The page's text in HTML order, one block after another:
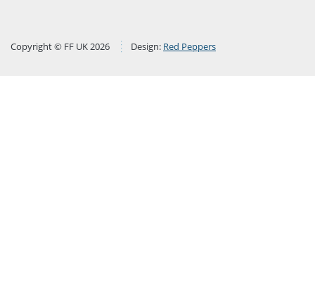
Copyright © FF UK 2026 Design: Red Peppers